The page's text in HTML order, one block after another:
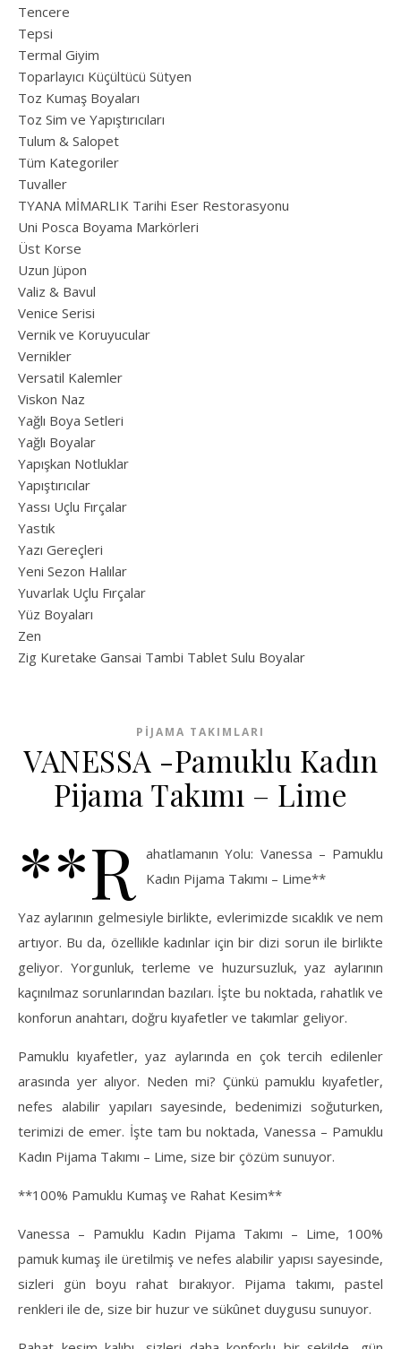
Tencere
Tepsi
Termal Giyim
Toparlayıcı Küçültücü Sütyen
Toz Kumaş Boyaları
Toz Sim ve Yapıştırıcıları
Tulum & Salopet
Tüm Kategoriler
Tuvaller
TYANA MİMARLIK Tarihi Eser Restorasyonu
Uni Posca Boyama Markörleri
Üst Korse
Uzun Jüpon
Valiz & Bavul
Venice Serisi
Vernik ve Koruyucular
Vernikler
Versatil Kalemler
Viskon Naz
Yağlı Boya Setleri
Yağlı Boyalar
Yapışkan Notluklar
Yapıştırıcılar
Yassı Uçlu Fırçalar
Yastık
Yazı Gereçleri
Yeni Sezon Halılar
Yuvarlak Uçlu Fırçalar
Yüz Boyaları
Zen
​Zig Kuretake Gansai Tambi Tablet Sulu Boyalar
PIJAMA TAKIMLARI
VANESSA -Pamuklu Kadın
Pijama Takımı – Lime
**R ahatlamanın Yolu: Vanessa – Pamuklu
Kadın Pijama Takımı – Lime**
Yaz aylarının gelmesiyle birlikte, evlerimizde sıcaklık ve nem
artıyor. Bu da, özellikle kadınlar için bir dizi sorun ile birlikte
geliyor. Yorgunluk, terleme ve huzursuzluk, yaz aylarının
kaçınılmaz sorunlarından bazıları. İşte bu noktada, rahatlık ve
konforun anahtarı, doğru kıyafetler ve takımlar geliyor.
Pamuklu kıyafetler, yaz aylarında en çok tercih edilenler
arasında yer alıyor. Neden mi? Çünkü pamuklu kıyafetler,
nefes alabilir yapıları sayesinde, bedenimizi soğuturken,
terimizi de emer. İşte tam bu noktada, Vanessa – Pamuklu
Kadın Pijama Takımı – Lime, size bir çözüm sunuyor.
**100% Pamuklu Kumaş ve Rahat Kesim**
Vanessa – Pamuklu Kadın Pijama Takımı – Lime, 100%
pamuk kumaş ile üretilmiş ve nefes alabilir yapısı sayesinde,
sizleri gün boyu rahat bırakıyor. Pijama takımı, pastel
renkleri ile de, size bir huzur ve sükûnet duygusu sunuyor.